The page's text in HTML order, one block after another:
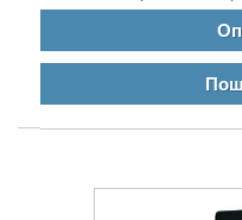
контролисањем улазног
примарног топлотног